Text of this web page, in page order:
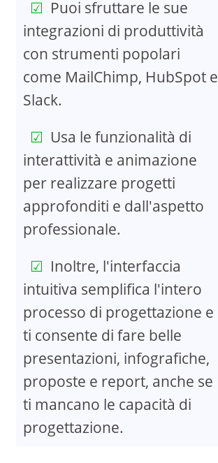
Puoi sfruttare le sue
integrazioni di produttività
con strumenti popolari
come MailChimp, HubSpot e
Slack.
Usa le funzionalità di
interattività e animazione
per realizzare progetti
approfonditi e dall'aspetto
professionale.
Inoltre, l'interfaccia
intuitiva semplifica l'intero
processo di progettazione e
ti consente di fare belle
presentazioni, infografiche,
proposte e report, anche se
ti mancano le capacità di
progettazione.